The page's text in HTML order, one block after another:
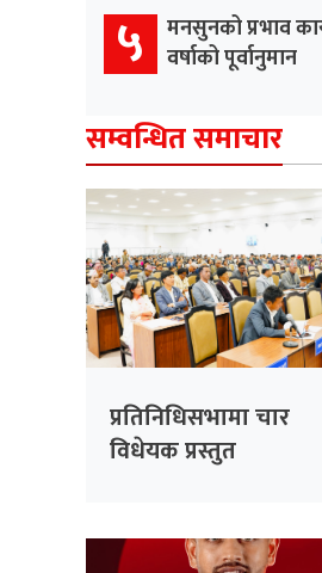
५
मनसुनको प्रभाव
वर्षाको पूर्वानुमान
सम्वन्धित समाचार
प्रतिनिधिसभामा चार
विधेयक प्रस्तुत